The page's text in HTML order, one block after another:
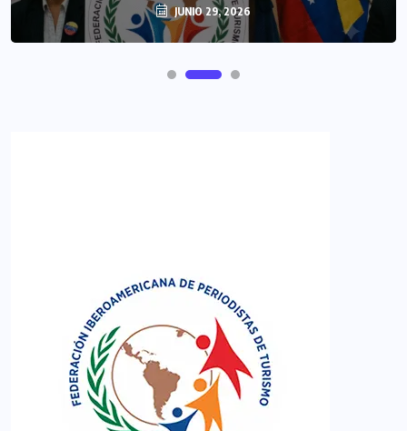
JUNIO 29, 2026